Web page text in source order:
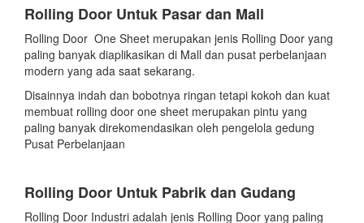
Rolling Door Untuk Pasar dan Mall
Rolling Door One Sheet merupakan jenis Rolling Door yang
paling banyak diaplikasikan di Mall dan pusat perbelanjaan
modern yang ada saat sekarang.
Disainnya indah dan bobotnya ringan tetapi kokoh dan kuat
membuat rolling door one sheet merupakan pintu yang
paling banyak direkomendasikan oleh pengelola gedung
Pusat Perbelanjaan
Rolling Door Untuk Pabrik dan Gudang
Rolling Door Industri adalah jenis Rolling Door yang paling